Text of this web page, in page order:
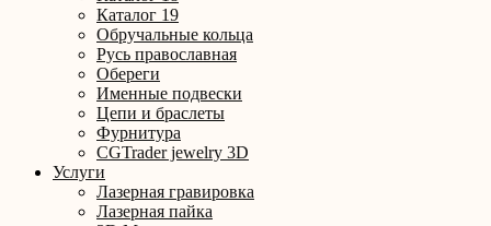
Каталог 19
Обручальные кольца
Русь православная
Обереги
Именные подвески
Цепи и браслеты
Фурнитура
CGTrader jewelry 3D
Услуги
Лазерная гравировка
Лазерная пайка